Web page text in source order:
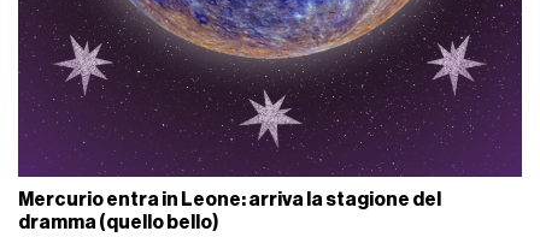
Mercurio entra in Leone: arriva la stagione del
dramma (quello bello)